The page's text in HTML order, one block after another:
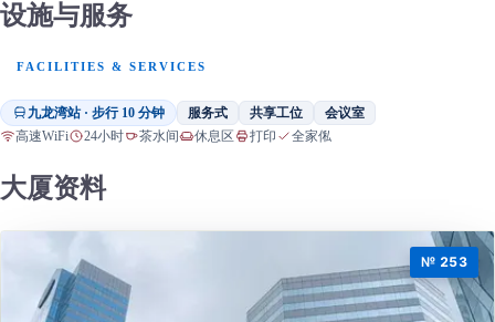
设施与服务
FACILITIES & SERVICES
九龙湾站 · 步行 10 分钟 服务式 共享工位 会议室
高速WiFi 24小时 茶水间 休息区 打印 全家俬
大厦资料
№ 253